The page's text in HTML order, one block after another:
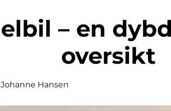
oversikt
Johanne Hansen